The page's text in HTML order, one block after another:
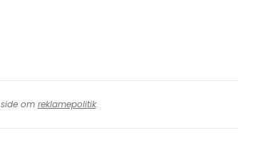
om reklamepolitik.